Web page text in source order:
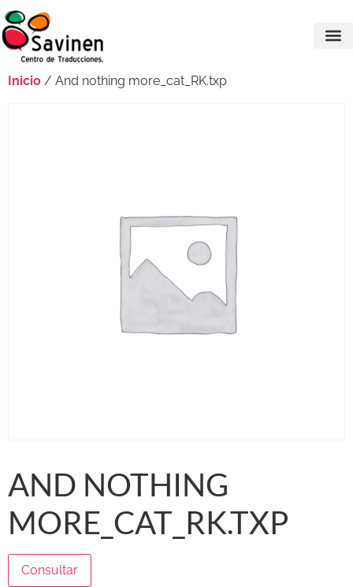
Inicio / And nothing more_cat_RK.txp
AND NOTHING
MORE_CAT_RK.TXP
Consultar